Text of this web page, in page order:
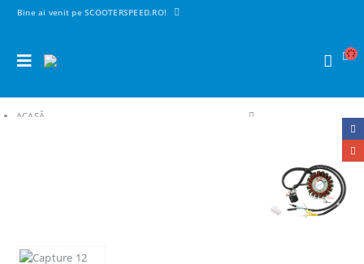
Bine ai venit pe SCOOTERSPEED.RO!
ACASĂ